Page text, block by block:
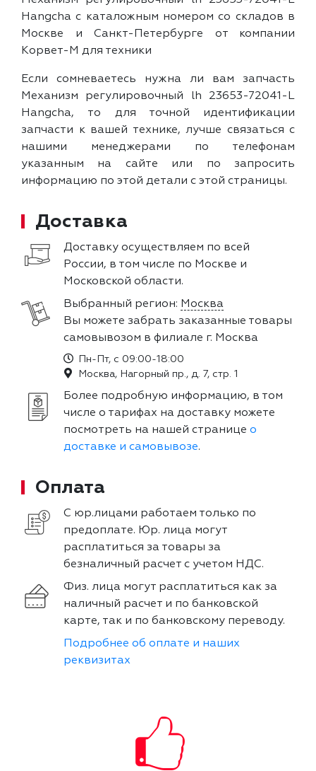
Hangcha с каталожным номером со складов в
Москве и Санкт-Петербурге от компании
Корвет-М для техники
Если сомневаетесь нужна ли вам запчасть
Механизм регулировочный lh 23653-72041-L
Hangcha, то для точной идентификации
запчасти к вашей технике, лучше связаться с
нашими менеджерами по телефонам
указанным на сайте или по запросить
информацию по этой детали с этой страницы.
Доставка
Доставку осуществляем по всей
России, в том числе по Москве и
Московской области.
Выбранный регион: Москва
Вы можете забрать заказанные товары
самовывозом в филиале г. Москва
Пн-Пт, с 09:00-18:00
Москва, Нагорный пр., д. 7, стр. 1
Более подробную информацию, в том
числе о тарифах на доставку можете
посмотреть на нашей странице о
доставке и самовывозе.
Оплата
С юр.лицами работаем только по
предоплате. Юр. лица могут
расплатиться за товары за
безналичный расчет с учетом НДС.
Физ. лица могут расплатиться как за
наличный расчет и по банковской
карте, так и по банковскому переводу.
Подробнее об оплате и наших
реквизитах